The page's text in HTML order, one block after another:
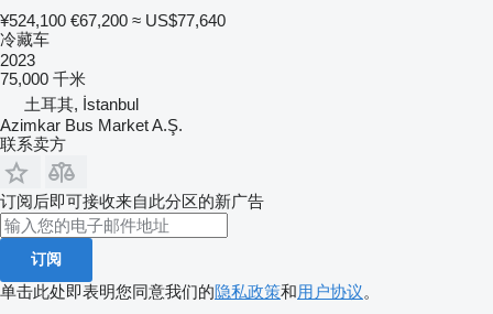
¥524,100 €67,200 ≈ US$77,640
冷藏车
2023
75,000 千米
土耳其, İstanbul
Azimkar Bus Market A.Ş.
联系卖方
订阅后即可接收来自此分区的新广告
订阅
单击此处即表明您同意我们的隐私政策和用户协议。